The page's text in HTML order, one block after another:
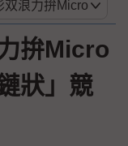
拚Micro
狀」競